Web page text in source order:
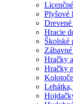
Plyšové
Hracie
Školské
Hračky
Hračky